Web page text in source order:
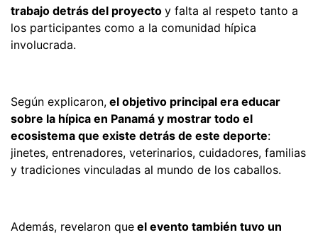
trabajo detrás del proyecto y falta al respeto tanto a
los participantes como a la comunidad hípica
involucrada.
Según explicaron, el objetivo principal era educar
sobre la hípica en Panamá y mostrar todo el
ecosistema que existe detrás de este deporte:
jinetes, entrenadores, veterinarios, cuidadores, familias
y tradiciones vinculadas al mundo de los caballos.
Además, revelaron que el evento también tuvo un